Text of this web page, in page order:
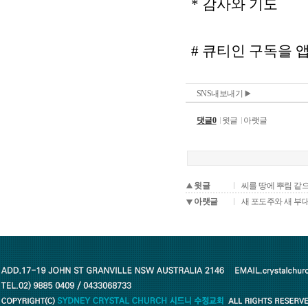
SNS내보내기
댓글0 윗글 아랫글
윗글
씨를 땅에 뿌림 같
아랫글
새 포도주와 새 부